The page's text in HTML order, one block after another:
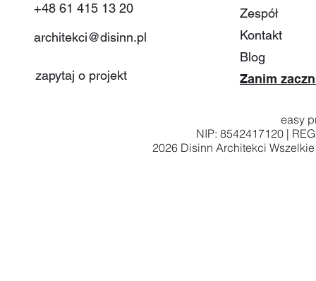
+48 61 415 13 20
architekci@disinn.pl
zapytaj o projekt
Zespół
Kontakt
Blog
Zanim
easy
NIP: 8542417120 |
2026 Disinn Architekci